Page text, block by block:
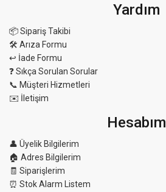
Yardım
📦 Sipariş Takibi
🛠 Arıza Formu
↩️ İade Formu
❓ Sıkça Sorulan Sorular
📞 Müşteri Hizmetleri
✉️ İletişim
Hesabım
👤 Üyelik Bilgilerim
🏠 Adres Bilgilerim
🧾 Siparişlerim
⏰ Stok Alarm Listem